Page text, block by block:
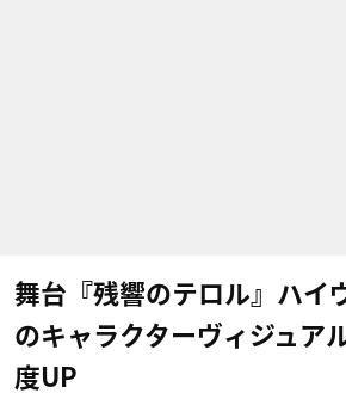
舞台『残響のテロル』ハイ
のキャラクターヴィジュア
度UP